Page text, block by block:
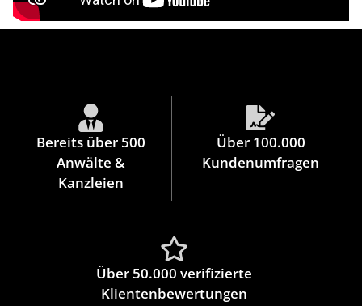
Bereits über 500
Anwälte &
Kanzleien
Über 100.000
Kundenumfragen
Über 50.000 verifizierte
Klientenbewertungen